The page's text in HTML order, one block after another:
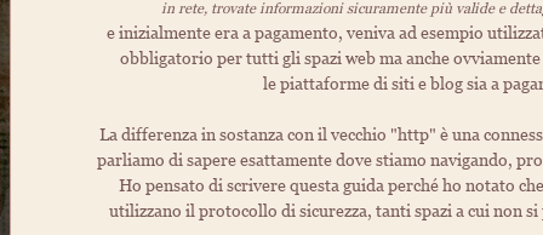
in rete, trovate informazioni sicuramente più valide e
e inizialmente era a pagamento, veniva ad esempio
obbligatorio per tutti gli spazi web ma anche
le piattaforme di siti e blog sia a
La differenza in sostanza con il vecchio "http" è una
parliamo di sapere esattamente dove stiamo navigando,
Ho pensato di scrivere questa guida perché ho notato
utilizzano il protocollo di sicurezza, tanti spazi a cui non si